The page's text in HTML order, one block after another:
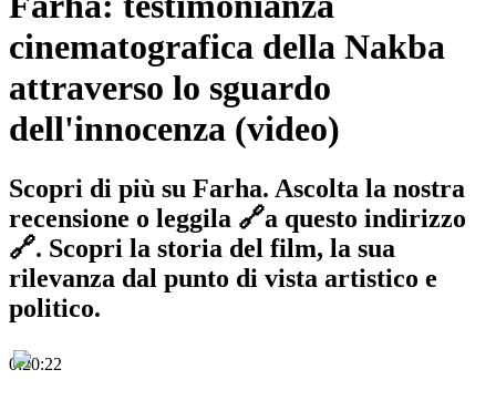
cinematografica della Nakba
attraverso lo sguardo
dell'innocenza (video)
Scopri di più su Farha. Ascolta la nostra
recensione o leggila 🔗a questo indirizzo
🔗. Scopri la storia del film, la sua
rilevanza dal punto di vista artistico e
politico.
0:20:22